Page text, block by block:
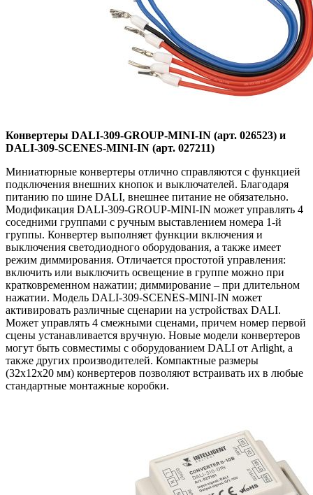
Конвертеры DALI-309-GROUP-MINI-IN (арт. 026523) и
DALI-309-SCENES-MINI-IN (арт. 027211)
Миниатюрные конвертеры отлично справляются с функцией
подключения внешних кнопок и выключателей. Благодаря
питанию по шине DALI, внешнее питание не обязательно.
Модификация DALI-309-GROUP-MINI-IN может управлять 4
соседними группами с ручным выставлением номера 1-й
группы. Конвертер выполняет функции включения и
выключения светодиодного оборудования, а также имеет
режим диммирования. Отличается простотой управления:
включить или выключить освещение в группе можно при
кратковременном нажатии; диммирование – при длительном
нажатии. Модель DALI-309-SCENES-MINI-IN может
активировать различные сценарии на устройствах DALI.
Может управлять 4 смежными сценами, причем номер первой
сцены устанавливается вручную. Новые модели конвертеров
могут быть совместимы с оборудованием DALI от Arlight, а
также других производителей. Компактные размеры
(32x12x20 мм) конвертеров позволяют встраивать их в любые
стандартные монтажные коробки.